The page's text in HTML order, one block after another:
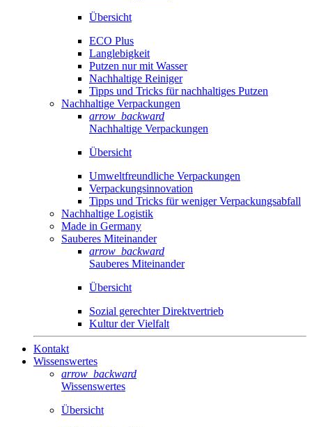
Übersicht
ECO Plus
Langlebigkeit
Putzen nur mit Wasser
Nachhaltige Reiniger
Tipps und Tricks für nachhaltiges Putzen
Nachhaltige Verpackungen
arrow_backward
Nachhaltige Verpackungen
Übersicht
Umweltfreundliche Verpackungen
Verpackungsinnovation
Tipps und Tricks für weniger Verpackungsabfall
Nachhaltige Logistik
Made in Germany
Sauberes Miteinander
arrow_backward
Sauberes Miteinander
Übersicht
Sozial gerechter Direktvertrieb
Kultur der Vielfalt
Kontakt
Wissenswertes
arrow_backward
Wissenswertes
Übersicht